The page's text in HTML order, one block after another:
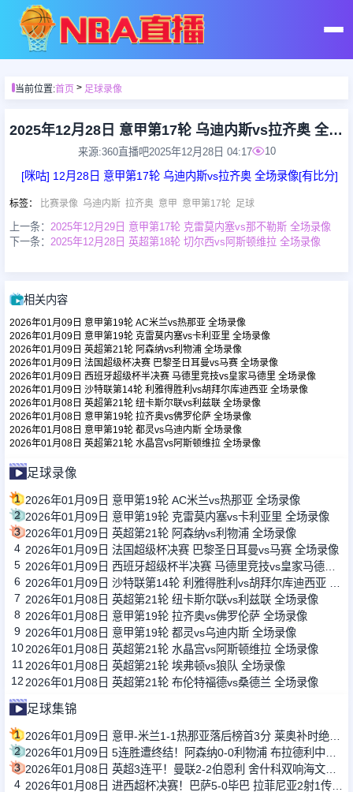
首页
足球直播
篮球直播
足球集锦
篮球集锦
足球新闻
篮球新闻
当前位置:首页> 足球录像
2025年12月28日 意甲第17轮 乌迪内斯vs拉齐奥 全场录像
来源:360直播吧2025年12月28日 04:17 10
[咪咕] 12月28日 意甲第17轮 乌迪内斯vs拉齐奥 全场录像[有比分]
标签： 比赛录像 乌迪内斯 拉齐奥 意甲 意甲第17轮 足球
上一条： 2025年12月29日 意甲第17轮 克雷莫内塞vs那不勒斯 全场录像
下一条： 2025年12月28日 英超第18轮 切尔西vs阿斯顿维拉 全场录像
相关内容
2026年01月09日 意甲第19轮 AC米兰vs热那亚 全场录像
2026年01月09日 意甲第19轮 克雷莫内塞vs卡利亚里 全场录像
2026年01月09日 英超第21轮 阿森纳vs利物浦 全场录像
2026年01月09日 法国超级杯决赛 巴黎圣日耳曼vs马赛 全场录像
2026年01月09日 西班牙超级杯半决赛 马德里竞技vs皇家马德里 全场录像
2026年01月09日 沙特联第14轮 利雅得胜利vs胡拜尔库迪西亚 全场录像
2026年01月08日 英超第21轮 纽卡斯尔联vs利兹联 全场录像
2026年01月08日 意甲第19轮 拉齐奥vs佛罗伦萨 全场录像
2026年01月08日 意甲第19轮 都灵vs乌迪内斯 全场录像
2026年01月08日 英超第21轮 水晶宫vs阿斯顿维拉 全场录像
足球录像
1 2026年01月09日 意甲第19轮 AC米兰vs热那亚 全场录像
2 2026年01月09日 意甲第19轮 克雷莫内塞vs卡利亚里 全场录像
3 2026年01月09日 英超第21轮 阿森纳vs利物浦 全场录像
4 2026年01月09日 法国超级杯决赛 巴黎圣日耳曼vs马赛 全场录像
5
6
7 2026年01月08日 英超第21轮 纽卡斯尔联vs利兹联 全场录像
8 2026年01月08日 意甲第19轮 拉齐奥vs佛罗伦萨 全场录像
9 2026年01月08日 意甲第19轮 都灵vs乌迪内斯 全场录像
102026年01月08日 英超第21轮 水晶宫vs阿斯顿维拉 全场录像
11 2026年01月08日 英超第21轮 埃弗顿vs狼队 全场录像
12 2026年01月08日 英超第21轮 布伦特福德vs桑德兰 全场录像
足球集锦
1
2
3
4